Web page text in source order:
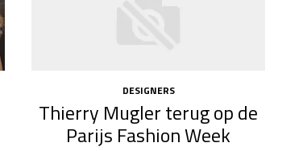
DESIGNERS
Thierry Mugler terug op de
Parijs Fashion Week